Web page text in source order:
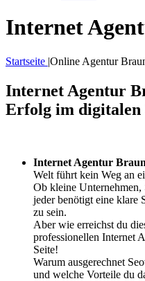
Internet
Startseite |Online Agentur
Internet Agentur
Erfolg im
Internet Agentur
Welt führt kein Weg an
Ob kleine Unternehmen,
jeder benötigt eine klare
zu sein.
Aber wie erreichst du
professionellen Internet
Seite!
Warum ausgerechnet
und welche Vorteile du